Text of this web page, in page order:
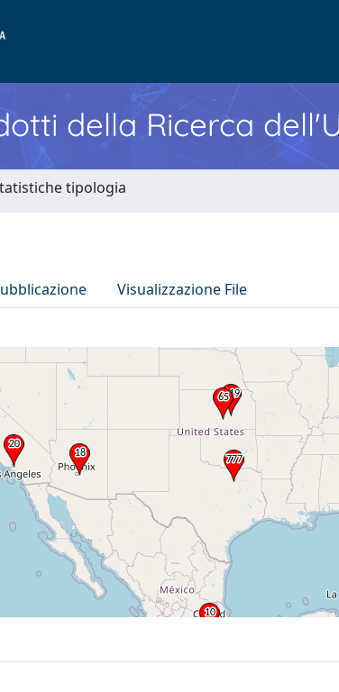
della Ricerca
tipologia
Visualizzazione File